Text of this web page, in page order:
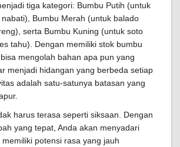
tiga kategori: Bumbu Putih (untuk
Bumbu Merah (untuk balado
serta Bumbu Kuning (untuk soto
tahu). Dengan memiliki stok bumbu
mengolah bahan apa pun yang
menjadi hidangan yang berbeda setiap
adalah satu-satunya batasan yang
harus terasa seperti siksaan. Dengan
yang tepat, Anda akan menyadari
potensi rasa yang jauh